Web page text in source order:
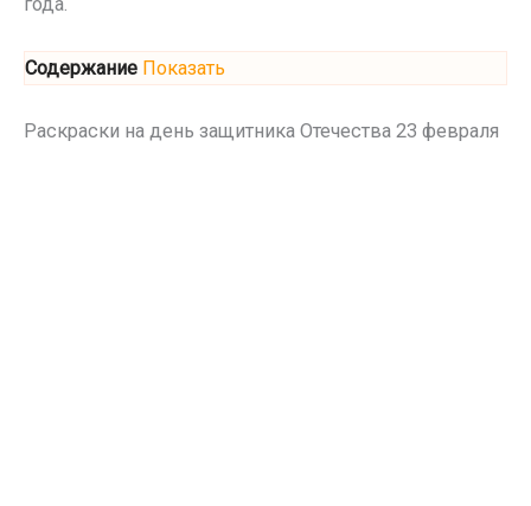
Содержание Показать
Раскраски на день защитника Отечества 23 февраля